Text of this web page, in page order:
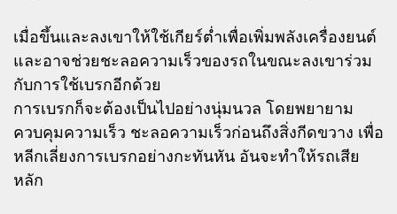
เมื่อขึ้นและลงเขาให้ใช้เกียร์ต่ำเพื่อเพิ่มพลังเครื่องยนต์
และอาจช่วยชะลอความเร็วของรถในขณะลงเขาร่วม
กับการใช้เบรกอีกด้วย
การเบรกก็จะต้องเป็นไปอย่างนุ่มนวล โดยพยายาม
ควบคุมความเร็ว ชะลอความเร็วก่อนถึงสิ่งกีดขวาง เพื่อ
หลีกเลี่ยงการเบรกอย่างกะทันหัน อันจะทำให้รถเสีย
หลัก